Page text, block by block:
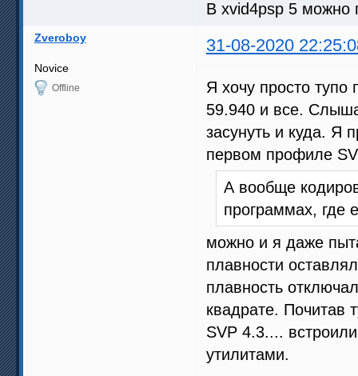
В xvid4psp 5 можно
Zveroboy 31-08-2020
Novice
Offline
Я хочу просто тупо
59.940 и все.
засунуть и куда. Я
первом профиле
А вообще
программах, где
можно и я даже
плавности
плавность
квадрате. Почитав
SVP 4.3....
утилитами.